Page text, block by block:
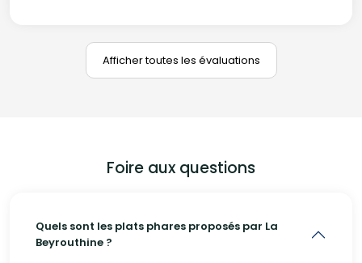
Afficher toutes les évaluations
Foire aux questions
Quels sont les plats phares proposés par La
Beyrouthine ?